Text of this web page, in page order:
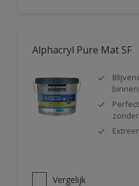
Alphacryl Pure Mat SF
Vergelijk